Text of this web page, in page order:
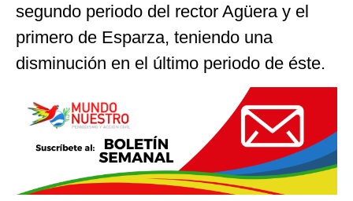
segundo periodo del rector Agüera y el
primero de Esparza, teniendo una
disminución en el último periodo de éste.